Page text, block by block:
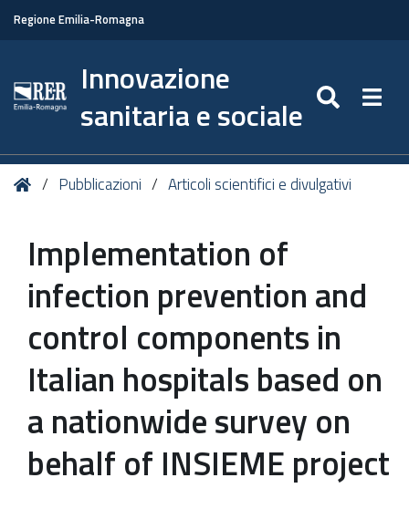
Regione Emilia-Romagna
Innovazione
sanitaria e sociale
Tu HomePubblicazioni Articoli scientifici e divulgativi
Implementation of
infection prevention and
control components in
Italian hospitals based on
a nationwide survey on
behalf of INSIEME project